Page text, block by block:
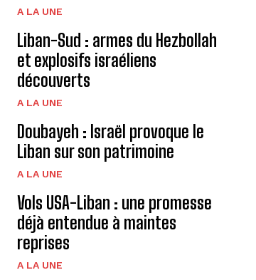
A LA UNE
Liban-Sud : armes du Hezbollah
et explosifs israéliens
découverts
A LA UNE
Doubayeh : Israël provoque le
Liban sur son patrimoine
A LA UNE
Vols USA-Liban : une promesse
déjà entendue à maintes
reprises
A LA UNE